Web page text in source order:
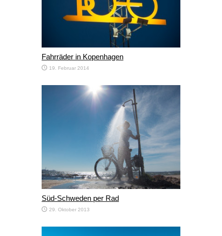
Fahrräder in Kopenhagen
19. Februar 2014
Süd-Schweden per Rad
29. Oktober 2013